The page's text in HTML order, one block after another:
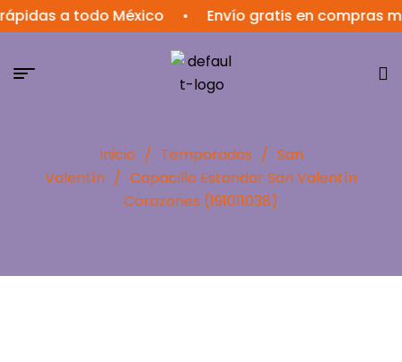
a todo México • Envío gratis en compras
Inicio / Temporadas / San
Valentín / Capacillo Estandar San Valentín
Corazones (191011038)